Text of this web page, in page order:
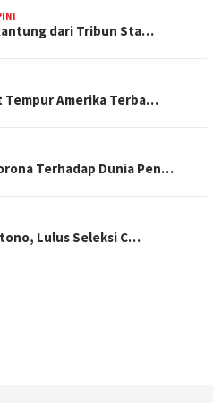
dari Tribun Sta…
Tempur Amerika Terba…
Terhadap Dunia Pen…
Lulus Seleksi C…